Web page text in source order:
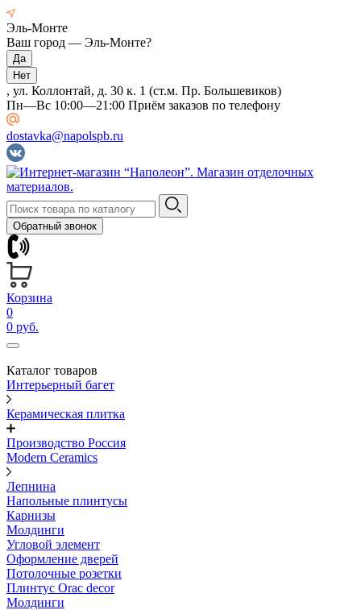
Эль-Монте
Ваш город — Эль-Монте?
, ул. Коллонтай, д. 30 к. 1 (ст.м. Пр. Большевиков)
Пн—Вс 10:00—21:00 Приём заказов по телефону
dostavka@napolspb.ru
Обратный звонок
Корзина
0
0 руб.
Каталог товаров
Интерьерный багет
Керамическая плитка
Производство Россия
Modern Ceramics
Лепнина
Напольные плинтусы
Карнизы
Молдинги
Угловой элемент
Оформление дверей
Потолочные розетки
Плинтус Orac decor
Молдинги